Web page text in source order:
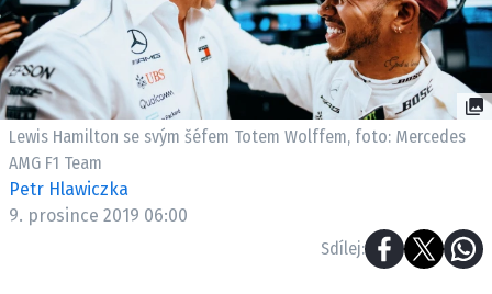
SLEDUJTE NÁS NA
ETICKÝ KODEX
KONTAKT
OSOBNÍ ÚDAJE / COOKIES
Lewis Hamilton se svým šéfem Totem Wolffem, foto: Mercedes
AMG F1 Team
Petr Hlawiczka
9. prosince 2019 06:00
Sdílej: